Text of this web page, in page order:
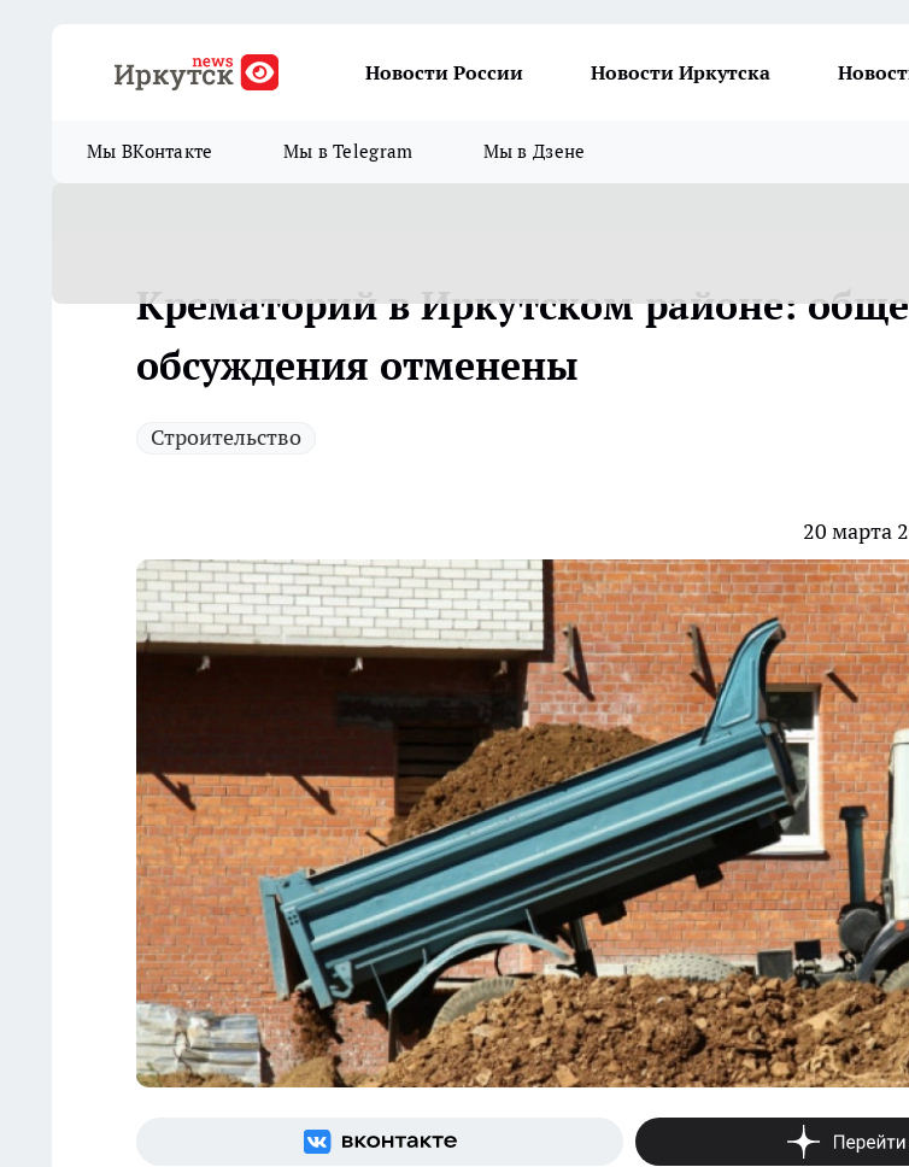
Новости России Новости Иркутска
Мы ВКонтакте Мы в Telegram Мы в Дзене
Крематорий в Иркутском районе:
обсуждения отменены
Строительство
20 марта